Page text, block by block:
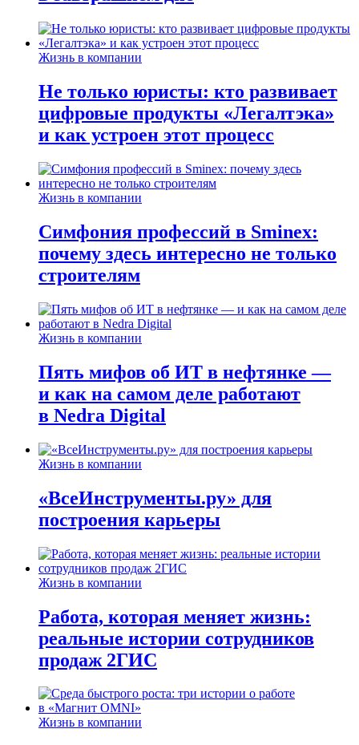
Жизнь в компании
Не только юристы: кто развивает
цифровые продукты «Легалтэка»
и как устроен этот процесс
Жизнь в компании
Симфония профессий в Sminex:
почему здесь интересно не только
строителям
Жизнь в компании
Пять мифов об ИТ в нефтянке —
и как на самом деле работают
в Nedra Digital
Жизнь в компании
«ВсеИнструменты.ру» для
построения карьеры
Жизнь в компании
Работа, которая меняет жизнь:
реальные истории сотрудников
продаж 2ГИС
Жизнь в компании